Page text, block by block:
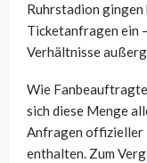
Ruhrstadion gingen
Ticketanfragen ein
Verhältnisse
Wie
sich diese Menge
Anfragen offizieller
enthalten. Zum